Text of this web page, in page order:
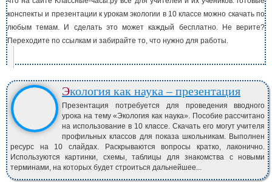
конспекты и презентации к урокам экологии в 10 классе можно скачать по
любым темам. И сделать это может каждый бесплатно. Не верите?
Переходите по ссылкам и забирайте то, что нужно для работы.
Экология как наука – презентация
Презентация потребуется для проведения вводного
урока на тему «Экология как наука». Пособие рассчитано
на использование в 10 классе. Скачать его могут учителя
профильных классов для показа школьникам. Выполнен
ресурс на 10 слайдах. Раскрываются вопросы кратко, лаконично.
Используются картинки, схемы, таблицы для знакомства с новыми
терминами, на которых будет строиться дальнейшее...